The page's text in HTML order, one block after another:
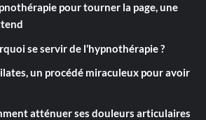
pour tourner la page, une
se servir de l’hypnothérapie ?
un procédé miraculeux pour avoir
atténuer ses douleurs articulaires